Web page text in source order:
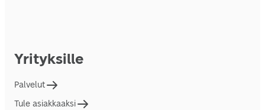
Yrityksille
Palvelut
Tule asiakkaaksi